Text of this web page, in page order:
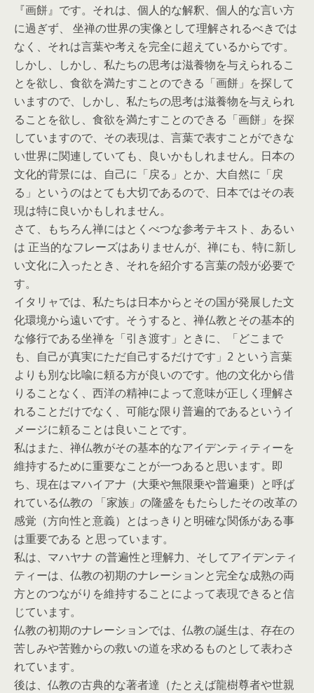
『画餅』です。それは、個人的な解釈、個人的な言い方
に過ぎず、 坐禅の世界の実像として理解されるべきでは
なく、それは言葉や考えを完全に超えているからです。
しかし、しかし、私たちの思考は滋養物を与えられるこ
とを欲し、食欲を満たすことのできる「画餅」を探して
いますので、しかし、私たちの思考は滋養物を与えられ
ることを欲し、食欲を満たすことのできる「画餅」を探
していますので、その表現は、言葉で表すことができな
い世界に関連していても、良いかもしれません。日本の
文化的背景には、自己に「戻る」とか、大自然に「戻
る」というのはとても大切であるので、日本ではその表
現は特に良いかもしれません。
さて、もちろん禅にはとくべつな参考テキスト、あるい
は 正当的なフレーズはありませんが、禅にも、特に新し
い文化に入ったとき、それを紹介する言葉の殻が必要で
す。
イタリャでは、私たちは日本からとその国が発展した文
化環境から遠いです。そうすると、禅仏教とその基本的
な修行である坐禅を「引き渡す」ときに、「どこまで
も、自己が真実にただ自己するだけです」2 という言葉
よりも別な比喩に頼る方が良いのです。他の文化から借
りることなく、西洋の精神によって意味が正しく理解さ
れることだけでなく、可能な限り普遍的であるというイ
メージに頼ることは良いことです。
私はまた、禅仏教がその基本的なアイデンティティーを
維持するために重要なことが一つあると思います。即
ち、現在はマハイアナ（大乗や無限乗や普遍乗）と呼ば
れている仏教の 「家族」の隆盛をもたらしたその改革の
感覚（方向性と意義）とはっきりと明確な関係がある事
は重要である と思っています。
私は、マハヤナ の普遍性と理解力、そしてアイデンティ
ティーは、仏教の初期のナレーションと完全な成熟の両
方とのつながりを維持することによって表現できると信
じています。
仏教の初期のナレーションでは、仏教の誕生は、存在の
苦しみや苦難からの救いの道を求めるものとして表わさ
れています。
後は、仏教の古典的な著者達（たとえば龍樹尊者や世親